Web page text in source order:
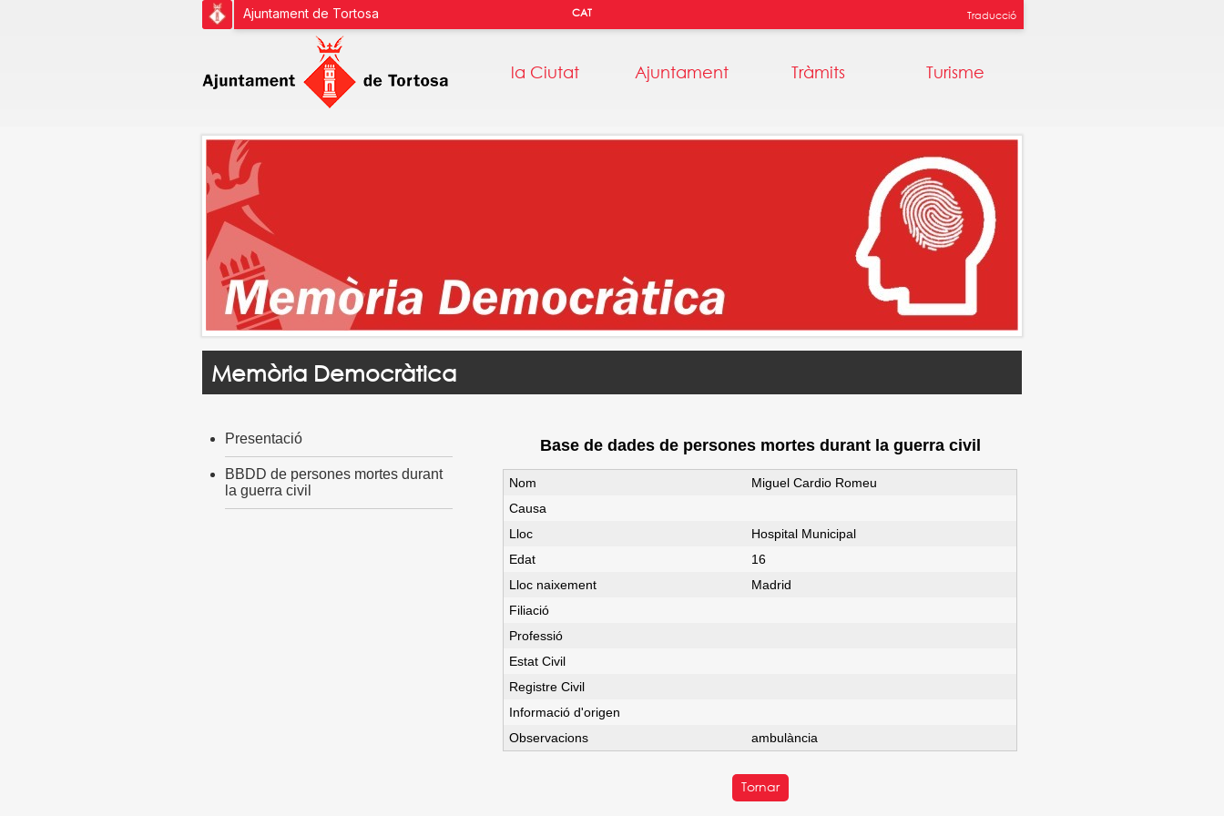
Ajuntament de Tortosa CAT Traducció
la Ciutat Ajuntament Tràmits Turisme
Memòria Democràtica
Presentació
BBDD de persones mortes durant
la guerra civil
Base de dades de persones mortes durant la guerra civil
Nom
Miguel Cardio Romeu
Causa
Lloc
Hospital Municipal
Edat
16
Lloc naixement
Madrid
Filiació
Professió
Estat Civil
Registre Civil
Informació d'origen
Observacions
ambulància